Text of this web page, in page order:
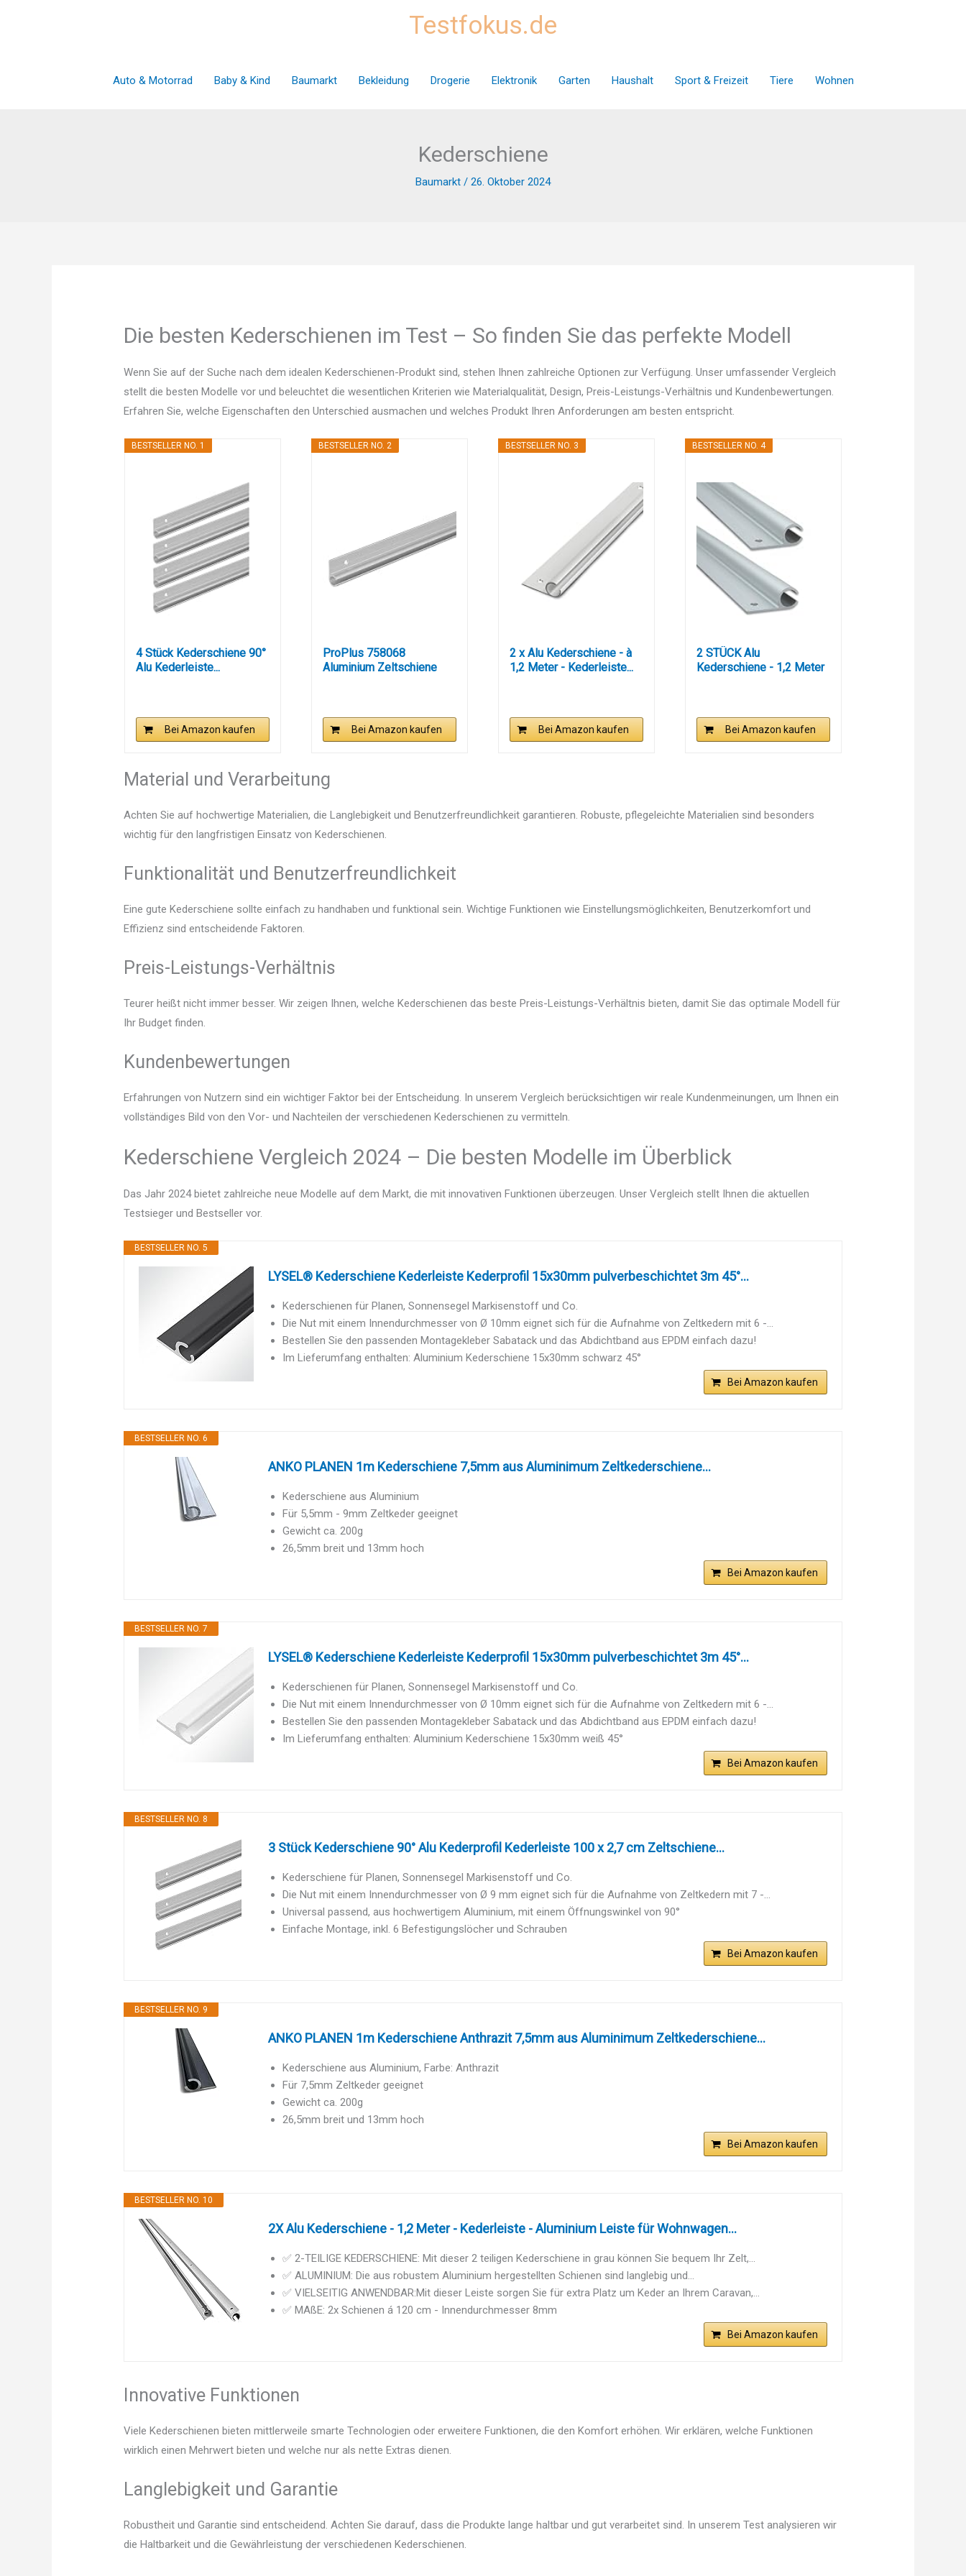
Testfokus.de
Auto & Motorrad Baby & Kind Baumarkt Bekleidung Drogerie Elektronik Garten Haushalt Sport & Freizeit Tiere Wohnen
Kederschiene
Baumarkt / 26. Oktober 2024
Die besten Kederschienen im Test – So finden Sie das perfekte Modell
Wenn Sie auf der Suche nach dem idealen Kederschienen-Produkt sind, stehen Ihnen zahlreiche Optionen zur Verfügung. Unser umfassender Vergleich
stellt die besten Modelle vor und beleuchtet die wesentlichen Kriterien wie Materialqualität, Design, Preis-Leistungs-Verhältnis und Kundenbewertungen.
Erfahren Sie, welche Eigenschaften den Unterschied ausmachen und welches Produkt Ihren Anforderungen am besten entspricht.
BESTSELLER NO. 1
4 Stück Kederschiene 90°
Alu Kederleiste...
Bei Amazon kaufen
BESTSELLER NO. 2
ProPlus 758068
Aluminium Zeltschiene
Bei Amazon kaufen
BESTSELLER NO. 3
2 x Alu Kederschiene - à
1,2 Meter - Kederleiste...
Bei Amazon kaufen
BESTSELLER NO. 4
2 STÜCK Alu
Kederschiene - 1,2 Meter
Bei Amazon kaufen
Material und Verarbeitung
Achten Sie auf hochwertige Materialien, die Langlebigkeit und Benutzerfreundlichkeit garantieren. Robuste, pflegeleichte Materialien sind besonders
wichtig für den langfristigen Einsatz von Kederschienen.
Funktionalität und Benutzerfreundlichkeit
Eine gute Kederschiene sollte einfach zu handhaben und funktional sein. Wichtige Funktionen wie Einstellungsmöglichkeiten, Benutzerkomfort und
Effizienz sind entscheidende Faktoren.
Preis-Leistungs-Verhältnis
Teurer heißt nicht immer besser. Wir zeigen Ihnen, welche Kederschienen das beste Preis-Leistungs-Verhältnis bieten, damit Sie das optimale Modell für
Ihr Budget finden.
Kundenbewertungen
Erfahrungen von Nutzern sind ein wichtiger Faktor bei der Entscheidung. In unserem Vergleich berücksichtigen wir reale Kundenmeinungen, um Ihnen ein
vollständiges Bild von den Vor- und Nachteilen der verschiedenen Kederschienen zu vermitteln.
Kederschiene Vergleich 2024 – Die besten Modelle im Überblick
Das Jahr 2024 bietet zahlreiche neue Modelle auf dem Markt, die mit innovativen Funktionen überzeugen. Unser Vergleich stellt Ihnen die aktuellen
Testsieger und Bestseller vor.
BESTSELLER NO. 5
LYSEL® Kederschiene Kederleiste Kederprofil 15x30mm pulverbeschichtet 3m 45°...
Kederschienen für Planen, Sonnensegel Markisenstoff und Co.
Die Nut mit einem Innendurchmesser von Ø 10mm eignet sich für die Aufnahme von Zeltkedern mit 6 -...
Bestellen Sie den passenden Montagekleber Sabatack und das Abdichtband aus EPDM einfach dazu!
Im Lieferumfang enthalten: Aluminium Kederschiene 15x30mm schwarz 45°
Bei Amazon kaufen
BESTSELLER NO. 6
ANKO PLANEN 1m Kederschiene 7,5mm aus Aluminimum Zeltkederschiene...
Kederschiene aus Aluminium
Für 5,5mm - 9mm Zeltkeder geeignet
Gewicht ca. 200g
26,5mm breit und 13mm hoch
Bei Amazon kaufen
BESTSELLER NO. 7
LYSEL® Kederschiene Kederleiste Kederprofil 15x30mm pulverbeschichtet 3m 45°...
Kederschienen für Planen, Sonnensegel Markisenstoff und Co.
Die Nut mit einem Innendurchmesser von Ø 10mm eignet sich für die Aufnahme von Zeltkedern mit 6 -...
Bestellen Sie den passenden Montagekleber Sabatack und das Abdichtband aus EPDM einfach dazu!
Im Lieferumfang enthalten: Aluminium Kederschiene 15x30mm weiß 45°
Bei Amazon kaufen
BESTSELLER NO. 8
3 Stück Kederschiene 90° Alu Kederprofil Kederleiste 100 x 2,7 cm Zeltschiene...
Kederschiene für Planen, Sonnensegel Markisenstoff und Co.
Die Nut mit einem Innendurchmesser von Ø 9 mm eignet sich für die Aufnahme von Zeltkedern mit 7 -...
Universal passend, aus hochwertigem Aluminium, mit einem Öffnungswinkel von 90°
Einfache Montage, inkl. 6 Befestigungslöcher und Schrauben
Bei Amazon kaufen
BESTSELLER NO. 9
ANKO PLANEN 1m Kederschiene Anthrazit 7,5mm aus Aluminimum Zeltkederschiene...
Kederschiene aus Aluminium, Farbe: Anthrazit
Für 7,5mm Zeltkeder geeignet
Gewicht ca. 200g
26,5mm breit und 13mm hoch
Bei Amazon kaufen
BESTSELLER NO. 10
2X Alu Kederschiene - 1,2 Meter - Kederleiste - Aluminium Leiste für Wohnwagen...
✅ 2-TEILIGE KEDERSCHIENE: Mit dieser 2 teiligen Kederschiene in grau können Sie bequem Ihr Zelt,...
✅ ALUMINIUM: Die aus robustem Aluminium hergestellten Schienen sind langlebig und...
✅ VIELSEITIG ANWENDBAR:Mit dieser Leiste sorgen Sie für extra Platz um Keder an Ihrem Caravan,...
✅ MAßE: 2x Schienen á 120 cm - Innendurchmesser 8mm
Bei Amazon kaufen
Innovative Funktionen
Viele Kederschienen bieten mittlerweile smarte Technologien oder erweitere Funktionen, die den Komfort erhöhen. Wir erklären, welche Funktionen
wirklich einen Mehrwert bieten und welche nur als nette Extras dienen.
Langlebigkeit und Garantie
Robustheit und Garantie sind entscheidend. Achten Sie darauf, dass die Produkte lange haltbar und gut verarbeitet sind. In unserem Test analysieren wir
die Haltbarkeit und die Gewährleistung der verschiedenen Kederschienen.